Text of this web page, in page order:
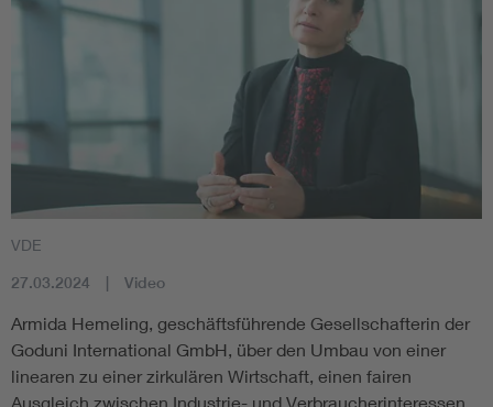
VDE
27.03.2024 Video
Armida Hemeling, geschäftsführende Gesellschafterin der
Goduni International GmbH, über den Umbau von einer
linearen zu einer zirkulären Wirtschaft, einen fairen
Ausgleich zwischen Industrie- und Verbraucherinteressen